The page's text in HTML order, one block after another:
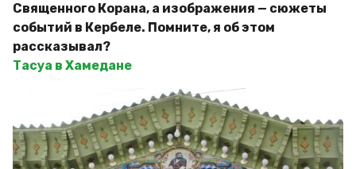
Священного Корана, а изображения — сюжеты
событий в Кербеле. Помните, я об этом
рассказывал?
Тасуа в Хамедане